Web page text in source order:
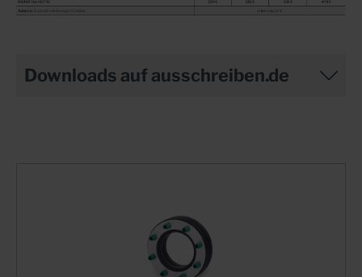
Downloads auf ausschreiben.de